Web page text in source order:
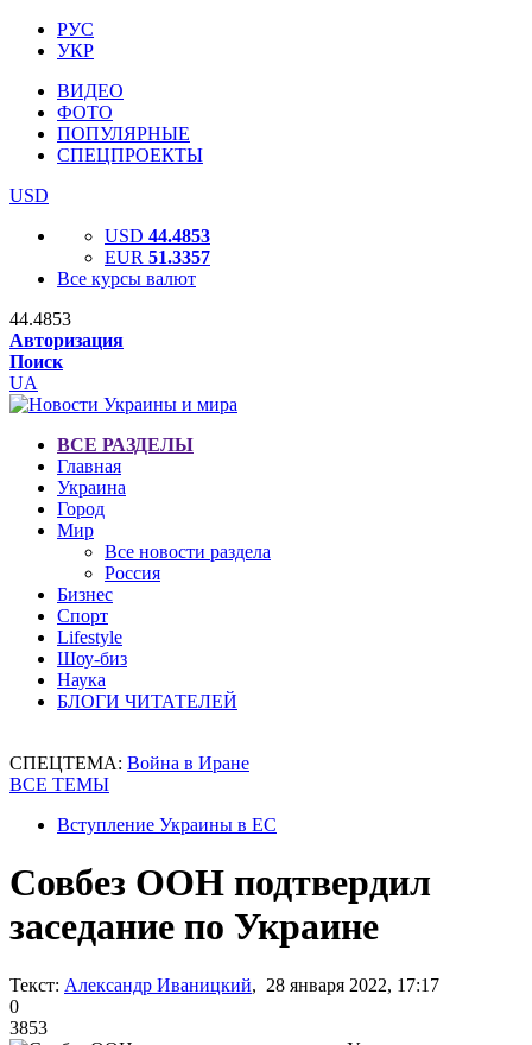
РУС
УКР
ВИДЕО
ФОТО
ПОПУЛЯРНЫЕ
СПЕЦПРОЕКТЫ
USD
USD 44.4853
EUR 51.3357
Все курсы валют
44.4853
Авторизация
Поиск
UA
ВСЕ РАЗДЕЛЫ
Главная
Украина
Город
Мир
Все новости раздела
Россия
Бизнес
Спорт
Lifestyle
Шоу-биз
Наука
БЛОГИ ЧИТАТЕЛЕЙ
СПЕЦТЕМА: Война в Иране
ВСЕ ТЕМЫ
Вступление Украины в ЕС
Совбез ООН подтвердил
заседание по Украине
Текст: Александр Иваницкий, 28 января 2022, 17:17
0
3853